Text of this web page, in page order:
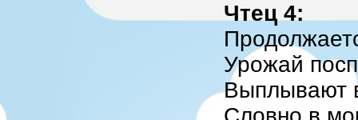
Чтец 4:
Урожай
Выплывают